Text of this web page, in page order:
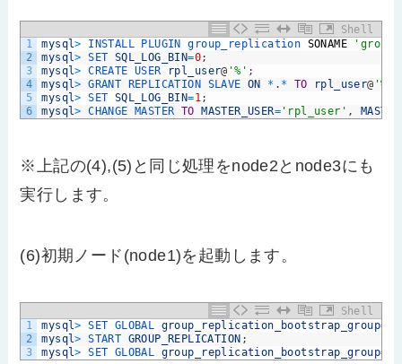
Shell
1
2
3
4
5
6
mysql> INSTALL PLUGIN group_replication SONAME
mysql> SET SQL_LOG_BIN=0;
mysql> CREATE USER rpl_user@ '%' ;
mysql> GRANT REPLICATION SLAVE ON * . * TO rpl_user@ '%'
mysql> SET SQL_LOG_BIN=1;
mysql> CHANGE MASTER TO MASTER_USER='rpl_user' ,
※上記の(4),(5)と同じ処理をnode2とnode3にも
実行します。
(6)初期ノード(node1)を起動します。
Shell
1
2
3
mysql> SET GLOBAL group_replication_bootstrap_group=
mysql> START GROUP_REPLICATION ;
mysql> SET GLOBAL group_replication_bootstrap_group=